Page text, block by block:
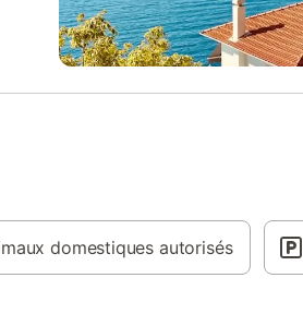
avec
non
détente après une journée de
bénéficierez d'une connexion
gratuite, d'une télévision à écran
espace de travail, du chauffage,
ventilateur et d'une salle de bains
desserte par les transports en
contribuent à rendre votre séjour
plus agréable. Caractéristiques
domestiques autorisés